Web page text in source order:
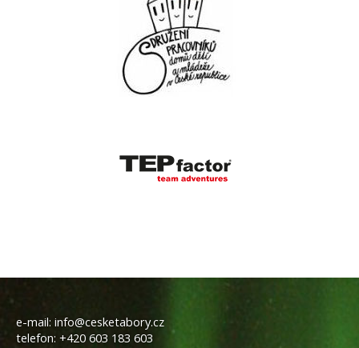
e-mail: info@cesketabory.cz
telefon: +420 603 183 603